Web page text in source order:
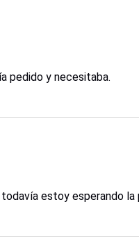
pedido y necesitaba.
estoy esperando